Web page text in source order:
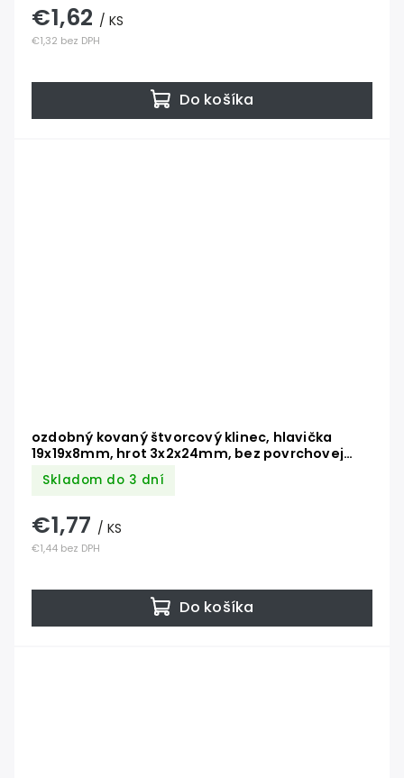
€1,32 bez DPH
€1,62 / KS
Do košíka
ozdobný kovaný štvorcový klinec, hlavička
19x19x8mm, hrot 3x2x24mm, bez povrchovej
Skladom do 3 dní
€1,44 bez DPH
€1,77 / KS
Do košíka